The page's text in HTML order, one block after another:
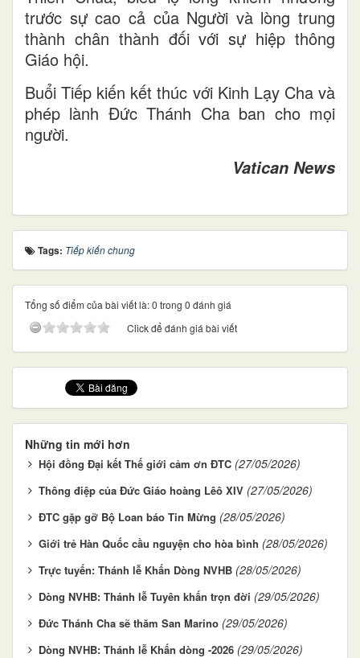
trước sự cao cả của Người và lòng trung
thành chân thành đối với sự hiệp thông
Giáo hội.
Buổi Tiếp kiến kết thúc với Kinh Lạy Cha và
phép lành Đức Thánh Cha ban cho mọi
người.
Vatican News
Tags: Tiếp kiến chung
Tổng số điểm của bài viết là: 0 trong 0 đánh giá
Click để đánh giá bài viết
Những tin mới hơn
Hội đồng Đại kết Thế giới cảm ơn ĐTC (27/05/2026)
Thông điệp của Đức Giáo hoàng Lêô XIV (27/05/2026)
ĐTC gặp gỡ Bộ Loan báo Tin Mừng (28/05/2026)
Giới trẻ Hàn Quốc cầu nguyện cho hòa bình (28/05/2026)
Trực tuyến: Thánh lễ Khấn Dòng NVHB (28/05/2026)
Dòng NVHB: Thánh lễ Tuyên khấn trọn đời (29/05/2026)
Đức Thánh Cha sẽ thăm San Marino (29/05/2026)
Dòng NVHB: Thánh lễ Khấn dòng -2026 (29/05/2026)